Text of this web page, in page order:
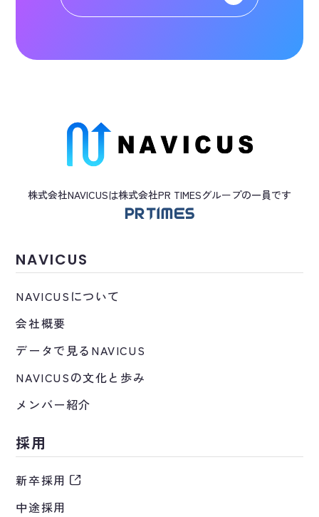
株式会社NAVICUSは株式会社PR TIMESグループの一員です
NAVICUS
NAVICUSについて
会社概要
データで見るNAVICUS
NAVICUSの文化と歩み
メンバー紹介
採用
新卒採用
中途採用